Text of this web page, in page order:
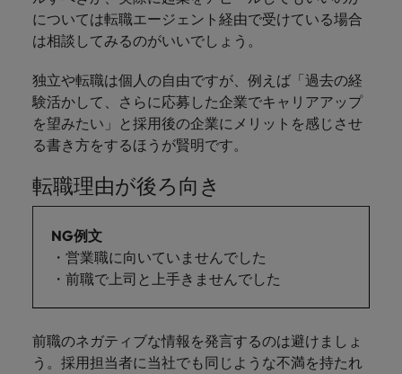
については転職エージェント経由で受けている場合
は相談してみるのがいいでしょう。
独立や転職は個人の自由ですが、例えば「過去の経
験活かして、さらに応募した企業でキャリアアップ
を望みたい」と採用後の企業にメリットを感じさせ
る書き方をするほうが賢明です。
転職理由が後ろ向き
NG例文
・営業職に向いていませんでした
・前職で上司と上手きませんでした
前職のネガティブな情報を発言するのは避けましょ
う。採用担当者に当社でも同じような不満を持たれ